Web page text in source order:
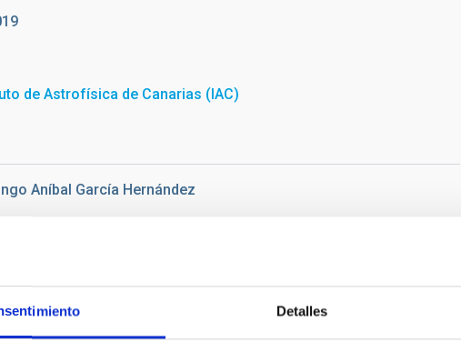
Detalles
de Astrofísica de Canarias (IAC)
Aníbal García Hernández
charla en el congreso "50 años de tesis doctorales en el IAC". Crédito: